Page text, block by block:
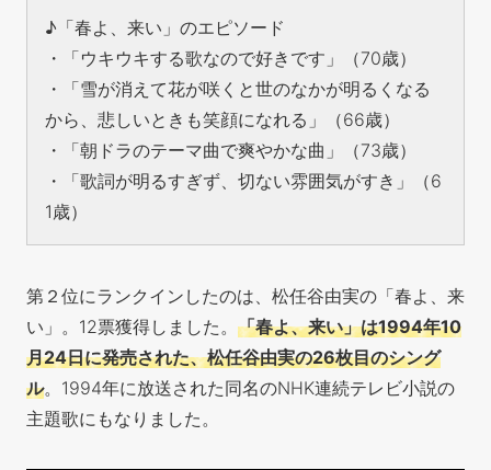
♪「春よ、来い」のエピソード
・「ウキウキする歌なので好きです」（70歳）
・「雪が消えて花が咲くと世のなかが明るくなる
から、悲しいときも笑顔になれる」（66歳）
・「朝ドラのテーマ曲で爽やかな曲」（73歳）
・「歌詞が明るすぎず、切ない雰囲気がすき」（6
1歳）
第２位にランクインしたのは、松任谷由実の「春よ、来
い」。12票獲得しました。 「春よ、来い」は1994年10
月24日に発売された、松任谷由実の26枚目のシング
ル。1994年に放送された同名のNHK連続テレビ小説の
主題歌にもなりました。